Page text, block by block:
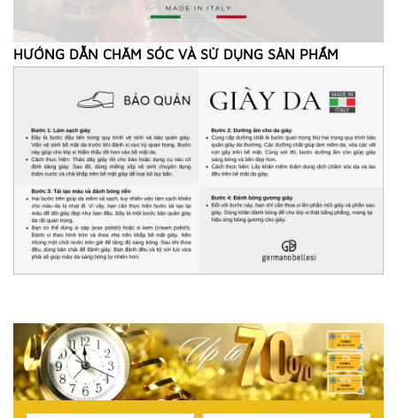
HƯỚNG DẪN CHĂM SÓC VÀ SỬ DỤNG SẢN PHẨM